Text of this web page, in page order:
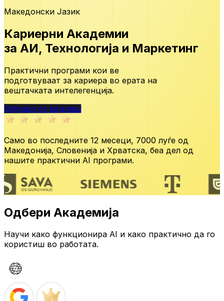
Македонски Јазик
Кариерни Академии
за АИ, Технологија и Маркетинг
Практични програми кои ве
подготвуваат за кариера во ерата на
вештачката интелегенција.
Запиши се веднаш
Само во последните 12 месеци, 7000 луѓе од
Македонија, Словенија и Хрватска, беа дел од
нашите практични AI програми.
Одбери Академија
Научи како функционира AI и како практично да го
користиш во работата.